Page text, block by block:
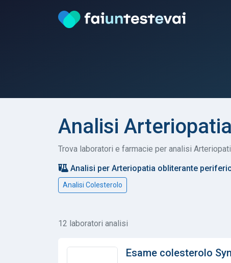
Analisi
Trova laboratori e farmacie per analisi
Analisi per Arteriopatia obliterante
Analisi Colesterolo
12 laboratori analisi
Esame colesterolo